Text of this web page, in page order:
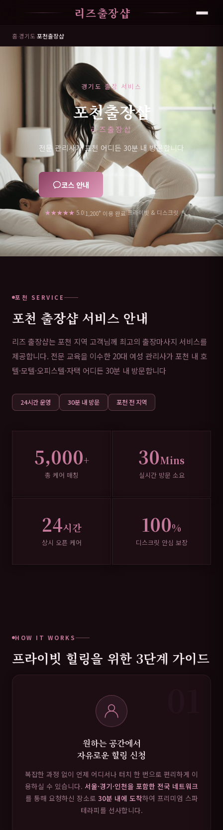
리즈출장샵
홈›경기도›포천출장샵
경기도 출장 서비스
포천출장샵
리즈출장샵
전문 관리사가 포천 어디든 30분 내 방문합니다
코스 안내
★★★★★ 5.0|1,200+이용 완료|프라이빗 & 디스크릿
포천 SERVICE
포천 출장샵 서비스 안내
리즈 출장샵는 포천 지역 고객님께 최고의 출장마사지 서비스를
제공합니다. 전문 교육을 이수한 20대 여성 관리사가 포천 내 호
텔·모텔·오피스텔·자택 어디든 30분 내 방문합니다
24시간 운영 30분 내 방문 포천 전 지역
5,000+
총 케어 매칭
30Mins
실시간 방문 소요
24시간
상시 오픈 케어
100%
디스크릿 안심 보장
HOW IT WORKS
프라이빗 힐링을 위한 3단계 가이드
원하는 공간에서
자유로운 힐링 신청
복잡한 과정 없이 언제 어디서나 터치 한 번으로 편리하게 이
용하실 수 있습니다. 서울·경기·인천을 포함한 전국 네트워크
를 통해 요청하신 장소로 30분 내에 도착하여 프리미엄 스파
테라피를 선사합니다.